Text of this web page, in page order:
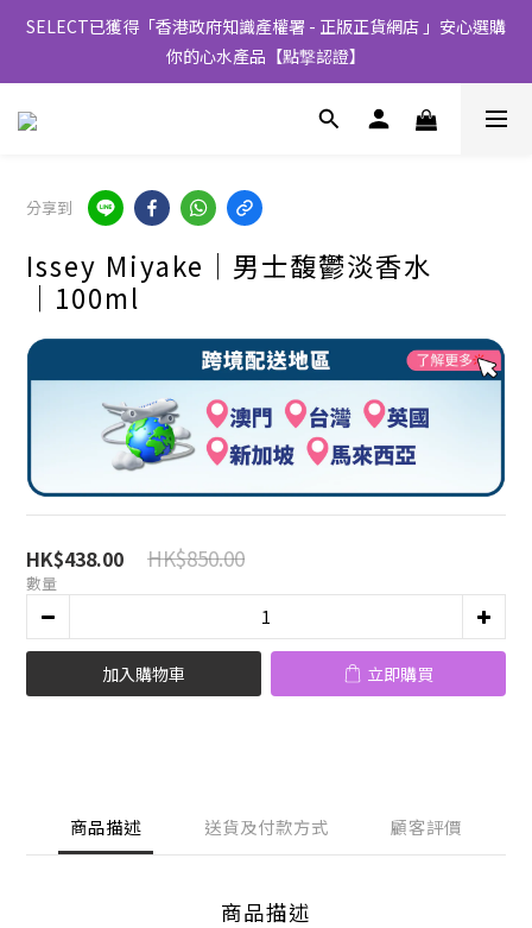
SELECT已獲得「香港政府知識產權署 - 正版正貨網店 」安心選購
你的心水產品【點撃認證】
分享到
Issey Miyake│男士馥鬱淡香水
│100ml
HK$438.00 HK$850.00
數量
加入購物車 立即購買
商品描述 送貨及付款方式 顧客評價
商品描述